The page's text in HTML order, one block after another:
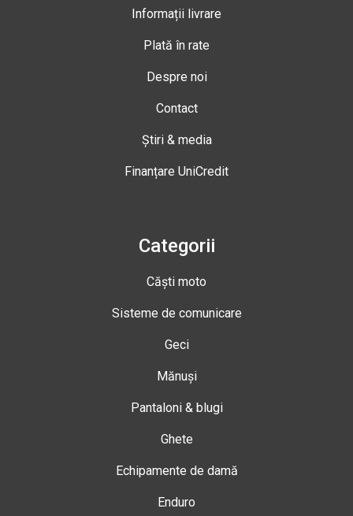
Informații livrare
Plată în rate
Despre noi
Contact
Știri & media
Finanțare UniCredit
Categorii
Căști moto
Sisteme de comunicare
Geci
Mănuși
Pantaloni & blugi
Ghete
Echipamente de damă
Enduro